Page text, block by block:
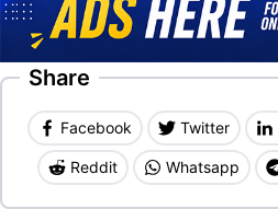
Share
Facebook Twitter
Reddit Whatsapp